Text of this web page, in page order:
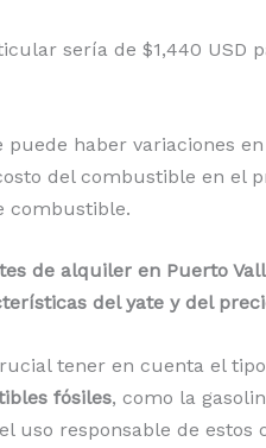
sería de $1,440 USD
haber variaciones
del combustible en el
combustible.
de alquiler en Puerto
del yate y del
tener en cuenta el
fósiles, como la
responsable de estos